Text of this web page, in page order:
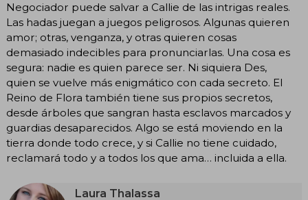
Negociador puede salvar a Callie de las intrigas reales.
Las hadas juegan a juegos peligrosos. Algunas quieren
amor; otras, venganza, y otras quieren cosas
demasiado indecibles para pronunciarlas. Una cosa es
segura: nadie es quien parece ser. Ni siquiera Des,
quien se vuelve más enigmático con cada secreto. El
Reino de Flora también tiene sus propios secretos,
desde árboles que sangran hasta esclavos marcados y
guardias desaparecidos. Algo se está moviendo en la
tierra donde todo crece, y si Callie no tiene cuidado,
reclamará todo y a todos los que ama… incluida a ella.
Laura Thalassa